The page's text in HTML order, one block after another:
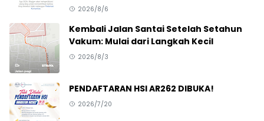
2026/8/6
Kembali Jalan Santai Setelah Setahun
Vakum: Mulai dari Langkah Kecil
2026/8/3
PENDAFTARAN HSI AR262 DIBUKA!
2026/7/20